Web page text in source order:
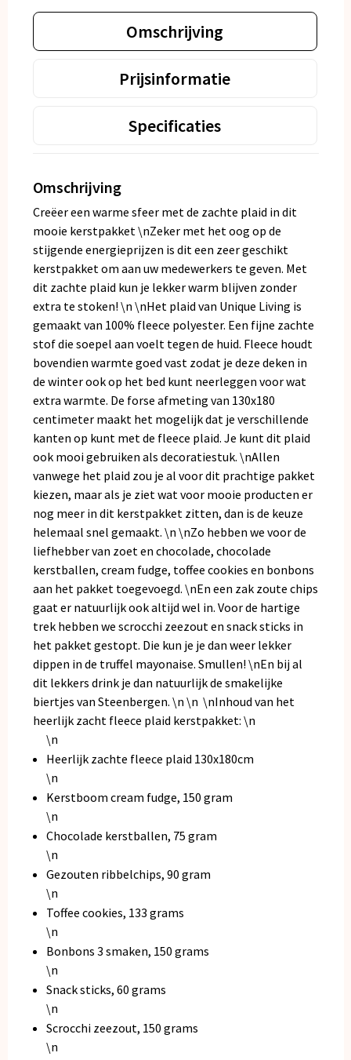
Omschrijving
Prijsinformatie
Specificaties
Omschrijving
Creëer een warme sfeer met de zachte plaid in dit
mooie kerstpakket \nZeker met het oog op de
stijgende energieprijzen is dit een zeer geschikt
kerstpakket om aan uw medewerkers te geven. Met
dit zachte plaid kun je lekker warm blijven zonder
extra te stoken! \n \nHet plaid van Unique Living is
gemaakt van 100% fleece polyester. Een fijne zachte
stof die soepel aan voelt tegen de huid. Fleece houdt
bovendien warmte goed vast zodat je deze deken in
de winter ook op het bed kunt neerleggen voor wat
extra warmte. De forse afmeting van 130x180
centimeter maakt het mogelijk dat je verschillende
kanten op kunt met de fleece plaid. Je kunt dit plaid
ook mooi gebruiken als decoratiestuk. \nAllen
vanwege het plaid zou je al voor dit prachtige pakket
kiezen, maar als je ziet wat voor mooie producten er
nog meer in dit kerstpakket zitten, dan is de keuze
helemaal snel gemaakt. \n \nZo hebben we voor de
liefhebber van zoet en chocolade, chocolade
kerstballen, cream fudge, toffee cookies en bonbons
aan het pakket toegevoegd. \nEn een zak zoute chips
gaat er natuurlijk ook altijd wel in. Voor de hartige
trek hebben we scrocchi zeezout en snack sticks in
het pakket gestopt. Die kun je je dan weer lekker
dippen in de truffel mayonaise. Smullen! \nEn bij al
dit lekkers drink je dan natuurlijk de smakelijke
biertjes van Steenbergen. \n \n \nInhoud van het
heerlijk zacht fleece plaid kerstpakket: \n
\n
Heerlijk zachte fleece plaid 130x180cm
\n
Kerstboom cream fudge, 150 gram
\n
Chocolade kerstballen, 75 gram
\n
Gezouten ribbelchips, 90 gram
\n
Toffee cookies, 133 grams
\n
Bonbons 3 smaken, 150 grams
\n
Snack sticks, 60 grams
\n
Scrocchi zeezout, 150 grams
\n